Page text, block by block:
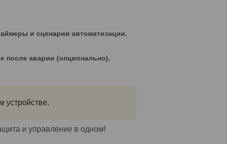
и сценарии автоматизации.
после аварии (опционально).
устройстве.
и управление в одном!